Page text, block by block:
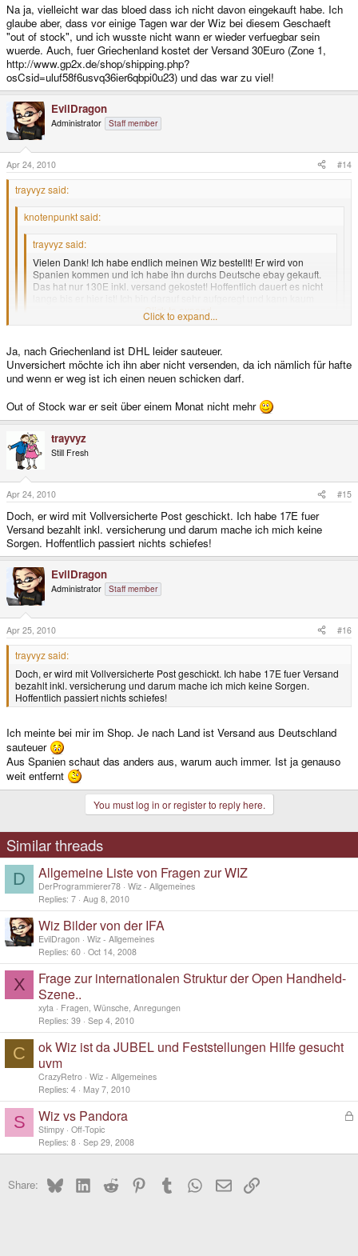
Na ja, vielleicht war das bloed dass ich nicht davon eingekauft habe. Ich
glaube aber, dass vor einige Tagen war der Wiz bei diesem Geschaeft
"out of stock", und ich wusste nicht wann er wieder verfuegbar sein
wuerde. Auch, fuer Griechenland kostet der Versand 30Euro (Zone 1,
http://www.gp2x.de/shop/shipping.php?
osCsid=uluf58f6usvq36ier6qbpi0u23) und das war zu viel!
EvilDragon
Administrator Staff member
Apr 24, 2010 #14
trayvyz said:
knotenpunkt said:
trayvyz said:
Vielen Dank! Ich habe endlich meinen Wiz bestellt! Er wird von
Spanien kommen und ich habe ihn durchs Deutsche ebay gekauft.
Das hat nur 130E inkl. versand gekostet! Hoffentlich dauert es nicht
warten mit meinem neuen Spielzeug zu spilelen!
Click to expand...
bestellt?
: Dort hätte dich der Wiz zzgl. Versand genausoviel
gekostet, wäre jedoch viel schneller bei dir gewesen.
Ach, entschuldigugn, ich habe das vergessen! Ich komme aus
Griechenland! Das heisst, kein Zoll in der EU.
Na ja, vielleicht war das bloed dass ich nicht davon eingekauft habe. Ich
glaube aber, dass vor einige Tagen war der Wiz bei diesem Geschaeft "out
of stock", und ich wusste nicht wann er wieder verfuegbar sein wuerde.
Auch, fuer Griechenland kostet der Versand 30Euro (Zone 1,
http://www.gp2x.de/shop/shipping.php?
osCsid=uluf58f6usvq36ier6qbpi0u23) und das war zu viel!
Click to expand...
Ja, nach Griechenland ist DHL leider sauteuer.
Unversichert möchte ich ihn aber nicht versenden, da ich nämlich für hafte
und wenn er weg ist ich einen neuen schicken darf.
Out of Stock war er seit über einem Monat nicht mehr
trayvyz
Still Fresh
Apr 24, 2010 #15
Doch, er wird mit Vollversicherte Post geschickt. Ich habe 17E fuer
Versand bezahlt inkl. versicherung und darum mache ich mich keine
Sorgen. Hoffentlich passiert nichts schiefes!
EvilDragon
Administrator Staff member
Apr 25, 2010 #16
trayvyz said:
Doch, er wird mit Vollversicherte Post geschickt. Ich habe 17E fuer Versand
bezahlt inkl. versicherung und darum mache ich mich keine Sorgen.
Hoffentlich passiert nichts schiefes!
Ich meinte bei mir im Shop. Je nach Land ist Versand aus Deutschland
sauteuer
Aus Spanien schaut das anders aus, warum auch immer. Ist ja genauso
weit entfernt
You must log in or register to reply here.
Similar threads
D Allgemeine Liste von Fragen zur WIZ
DerProgrammierer78 Wiz - Allgemeines
Replies 7 Aug 8, 2010
Wiz Bilder von der IFA
EvilDragon
Wiz - Allgemeines
Replies 60 Oct 14, 2008
X
Frage zur internationalen Struktur der Open Handheld-
Szene..
xyta
Fragen, Wünsche, Anregungen
Replies 39 Sep 4, 2010
C
ok Wiz ist da JUBEL und Feststellungen Hilfe gesucht
uvm
CrazyRetro Wiz - Allgemeines
Replies 4 May 7, 2010
S
L
k
Wiz vs Pandora
Stimpy Off-Topic
Replies 8 Sep 29, 2008
Share: BlueskyLinkedInReddit PinterestTumblr WhatsApp
EmailLink